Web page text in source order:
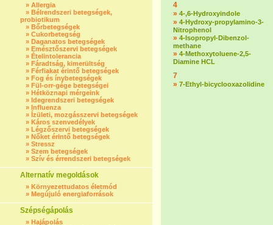
» Allergia
» Bélrendszeri betegségek,
probiotikum
» Bőrbetegségek
» Cukorbetegség
» Daganatos betegségek
» Emésztőszervi betegségek
» Ételintolerancia
» Fáradtság, kimerültség
» Férfiakat érintő betegségek
» Fog és ínybetegségek
» Fül-orr-gége betegségei
» Hétköznapi mérgeink
» Idegrendszeri betegségek
» Influenza
» Ízületi, mozgásszervi betegségek
» Káros szenvedélyek
» Légzőszervi betegségek
» Nőket érintő betegségek
» Stressz
» Szem betegségek
» Szív és érrendszeri betegségek
Alternatív megoldások
» Környezettudatos életmód
» Megújuló energiaforrások
Szépségápolás
» Hajápolás
4
» 4-,6-Hydroxyindole
» 4-Hydroxy-propylamino-3-
Nitrophenol
» 4-Isopropyl-Dibenzol-
methane
» 4-Methoxytoluene-2,5-
Diamine HCL
7
» 7-Ethyl-bicyclooxazolidine